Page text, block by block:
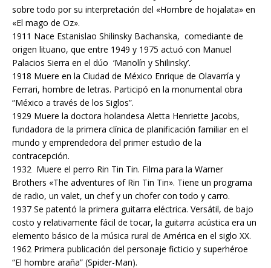
sobre todo por su interpretación del «Hombre de hojalata» en
«El mago de Oz».
1911 Nace Estanislao Shilinsky Bachanska, comediante de
origen lituano, que entre 1949 y 1975 actuó con Manuel
Palacios Sierra en el dúo ‘Manolín y Shilinsky’.
1918 Muere en la Ciudad de México Enrique de Olavarría y
Ferrari, hombre de letras. Participó en la monumental obra
“México a través de los Siglos”.
1929 Muere la doctora holandesa Aletta Henriette Jacobs,
fundadora de la primera clínica de planificación familiar en el
mundo y emprendedora del primer estudio de la
contracepción.
1932 Muere el perro Rin Tin Tin. Filma para la Warner
Brothers «The adventures of Rin Tin Tin». Tiene un programa
de radio, un valet, un chef y un chofer con todo y carro.
1937 Se patentó la primera guitarra eléctrica. Versátil, de bajo
costo y relativamente fácil de tocar, la guitarra acústica era un
elemento básico de la música rural de América en el siglo XX.
1962 Primera publicación del personaje ficticio y superhéroe
“El hombre araña” (Spider-Man).